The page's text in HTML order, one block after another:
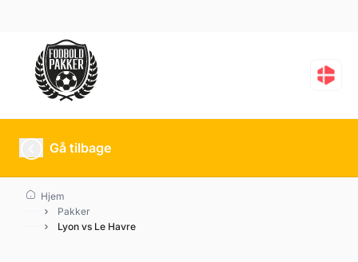
Lyon vs Le Havre
Gå tilbage
Hjem
Pakker
Lyon vs Le Havre